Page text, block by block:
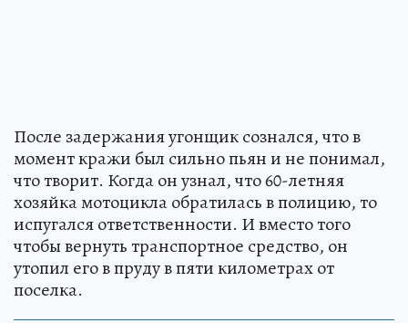
После задержания угонщик сознался, что в
момент кражи был сильно пьян и не понимал,
что творит. Когда он узнал, что 60-летняя
хозяйка мотоцикла обратилась в полицию, то
испугался ответственности. И вместо того
чтобы вернуть транспортное средство, он
утопил его в пруду в пяти километрах от
поселка.